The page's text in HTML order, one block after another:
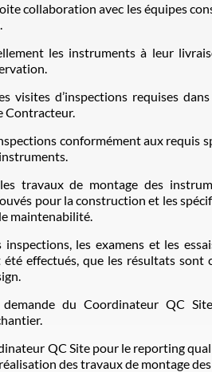
collaboration avec les équipes
les instruments à leur
visites d’inspections requises
Contracteur.
conformément aux requis
les travaux de montage des
pour la construction et les
maintenabilité.
inspections, les examens et les
effectués, que les résultats sont
du Coordinateur QC
QC Site pour le reporting
des travaux de montage